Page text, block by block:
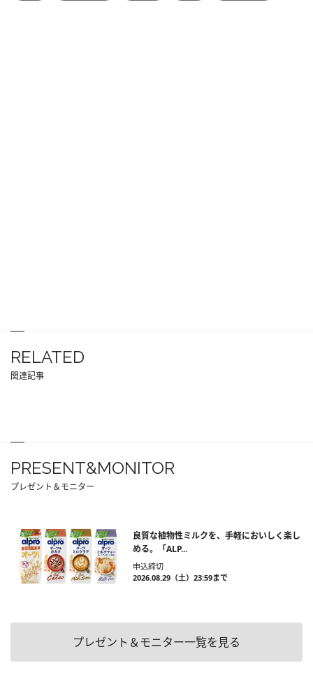
RELATED
関連記事
PRESENT&MONITOR
プレゼント＆モニター
良質な植物性ミルクを、手軽においしく楽し
める。「ALP...
申込締切
2026.08.29（土）23:59まで
プレゼント＆モニター一覧を見る